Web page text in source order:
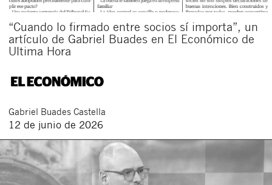
“Cuando lo firmado entre socios sí importa”, un
artículo de Gabriel Buades en El Económico de
Ultima Hora
Gabriel Buades Castella
12 de junio de 2026